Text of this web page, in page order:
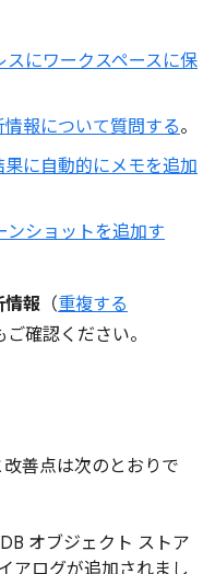
スにワークスペースに保
報について質問する。
に自動的にメモを追加
ンショットを追加す
情報 （重複する
ご確認ください。
善点は次のとおりで
オブジェクト ストア